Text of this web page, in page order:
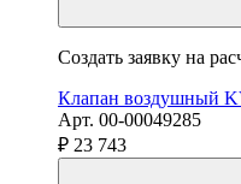
Создать заявку на
Клапан воздушный
Арт. 00-00049285
₽ 23 743